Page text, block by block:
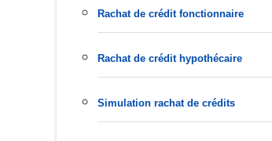
Rachat de crédit fonctionnaire
Rachat de crédit hypothécaire
Simulation rachat de crédits